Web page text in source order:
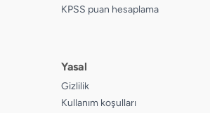
KPSS puan hesaplama
Yasal
Gizlilik
Kullanım koşulları